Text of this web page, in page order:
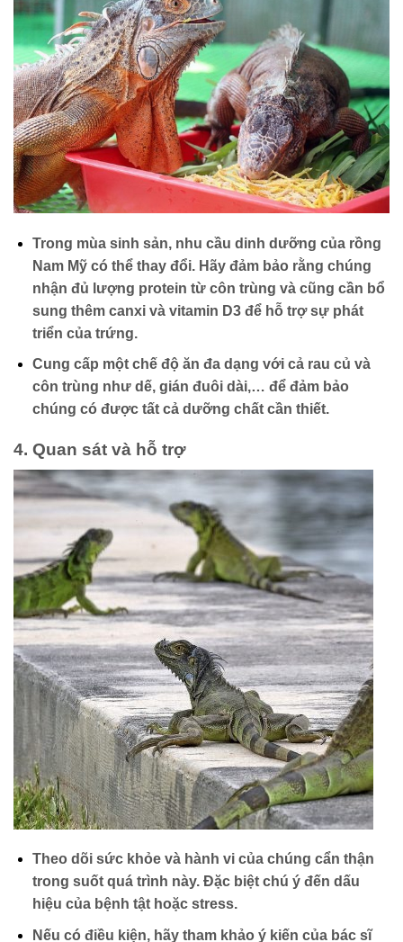
Trong mùa sinh sản, nhu cầu dinh dưỡng của rồng
Nam Mỹ có thể thay đổi. Hãy đảm bảo rằng chúng
nhận đủ lượng protein từ côn trùng và cũng cần bổ
sung thêm canxi và vitamin D3 để hỗ trợ sự phát
triển của trứng.
Cung cấp một chế độ ăn đa dạng với cả rau củ và
côn trùng như dế, gián đuôi dài,… để đảm bảo
chúng có được tất cả dưỡng chất cần thiết.
4. Quan sát và hỗ trợ
Theo dõi sức khỏe và hành vi của chúng cẩn thận
trong suốt quá trình này. Đặc biệt chú ý đến dấu
hiệu của bệnh tật hoặc stress.
Nếu có điều kiện, hãy tham khảo ý kiến của bác sĩ